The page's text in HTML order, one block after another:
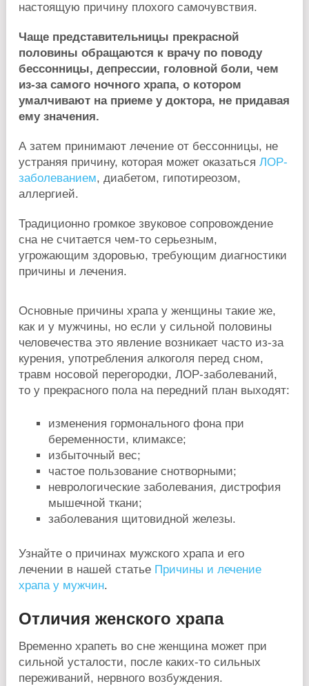
настоящую причину плохого самочувствия.
Чаще представительницы прекрасной
половины обращаются к врачу по поводу
бессонницы, депрессии, головной боли, чем
из-за самого ночного храпа, о котором
умалчивают на приеме у доктора, не придавая
ему значения.
А затем принимают лечение от бессонницы, не
устраняя причину, которая может оказаться ЛОР-
заболеванием, диабетом, гипотиреозом,
аллергией.
Традиционно громкое звуковое сопровождение
сна не считается чем-то серьезным,
угрожающим здоровью, требующим диагностики
причины и лечения.
Основные причины храпа у женщины такие же,
как и у мужчины, но если у сильной половины
человечества это явление возникает часто из-за
курения, употребления алкоголя перед сном,
травм носовой перегородки, ЛОР-заболеваний,
то у прекрасного пола на передний план выходят:
изменения гормонального фона при
беременности, климаксе;
избыточный вес;
частое пользование снотворными;
неврологические заболевания, дистрофия
мышечной ткани;
заболевания щитовидной железы.
Узнайте о причинах мужского храпа и его
лечении в нашей статье Причины и лечение
храпа у мужчин.
Отличия женского храпа
Временно храпеть во сне женщина может при
сильной усталости, после каких-то сильных
переживаний, нервного возбуждения.